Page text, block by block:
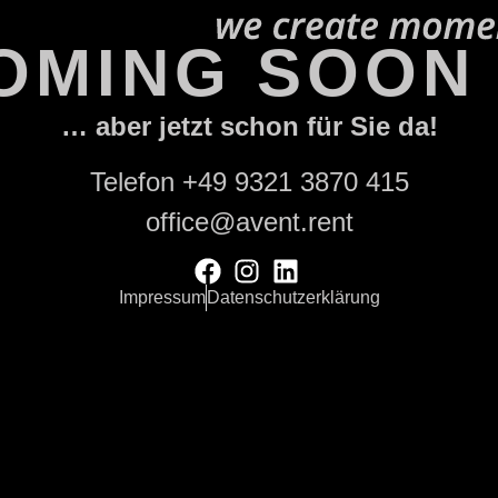
… aber jetzt schon für Sie da!
Telefon +49 9321 3870 415
office@avent.rent
Impressum Datenschutzerklärung